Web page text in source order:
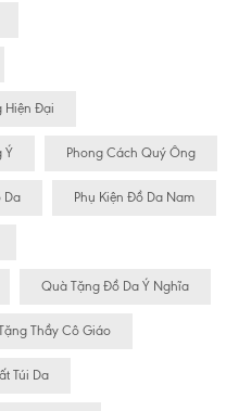
Hiện Đại
Ý Phong Cách Quý Ông
Da Phụ Kiện Đồ Da Nam
Quà Tặng Đồ Da Ý Nghĩa
Thầy Cô Giáo
Túi Da